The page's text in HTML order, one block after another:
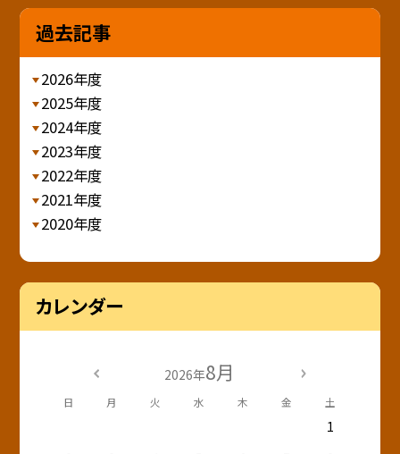
過去記事
2026年度
2025年度
2024年度
2023年度
2022年度
2021年度
2020年度
カレンダー
2026年8月
日 月 火 水 木 金 土
1